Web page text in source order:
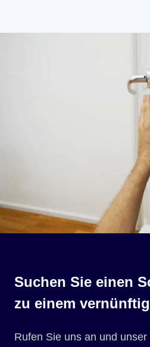
Suchen Sie einen
zu einem
Rufen Sie uns an und